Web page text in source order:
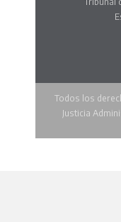
Todos los
Justicia